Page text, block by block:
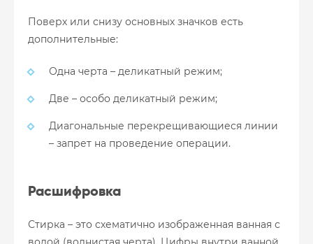
Поверх или снизу основных значков есть
дополнительные:
Одна черта – деликатный режим;
Две – особо деликатный режим;
Диагональные перекрещивающиеся линии
– запрет на проведение операции.
Расшифровка
Стирка – это схематично изображенная ванная с